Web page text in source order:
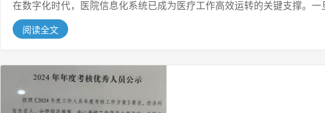
在数字化时代，医院信息化系统已成为医疗工作高效运转的关键支撑。
阅读全文